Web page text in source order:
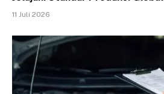
11 Juli 2026